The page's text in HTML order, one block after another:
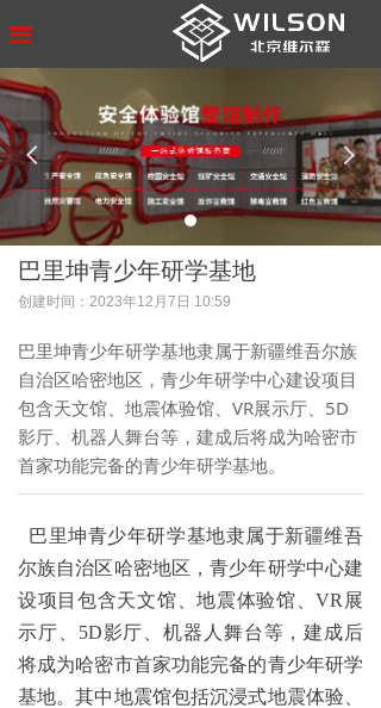
넳 넲
끀
首页
公司介绍
产品/方案
工程案例
智慧创展
新闻中心
联系我们
巴里坤青少年研学基地
创建时间： 2023年12月7日 10:59
巴里坤青少年研学基地隶属于新疆维吾尔族
自治区哈密地区，青少年研学中心建设项目
包含天文馆、地震体验馆、VR展示厅、5D
影厅、机器人舞台等，建成后将成为哈密市
首家功能完备的青少年研学基地。
巴里坤青少年研学基地隶属于新疆维吾
尔族自治区哈密地区，青少年研学中心建
设项目包含天文馆、地震体验馆、VR展
示厅、5D影厅、机器人舞台等，建成后
将成为哈密市首家功能完备的青少年研学
基地。其中地震馆包括沉浸式地震体验、